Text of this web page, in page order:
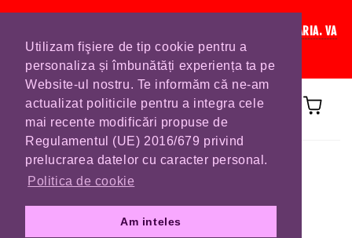
Utilizam fişiere de tip cookie pentru a
personaliza și îmbunătăți experiența ta pe
Website-ul nostru. Te informăm că ne-am
actualizat politicile pentru a integra cele
mai recente modificări propuse de
Regulamentul (UE) 2016/679 privind
prelucrarea datelor cu caracter personal.
Politica de cookie
Am inteles
IN CURAND INCHIDEM LISTA DE COMENZI PENTRU SFANTA MARIA. VA
RUGAM SA VA PLASATI COMENZILE DIN TIMP.
Prima pagină BRATARI BRATARI PERLE
BRATARI PERLE